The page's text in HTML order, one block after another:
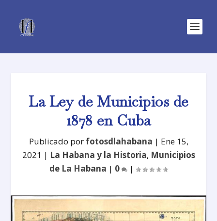
La Ley de Municipios de
1878 en Cuba
Publicado por fotosdlahabana | Ene 15,
2021 | La Habana y la Historia, Municipios
de La Habana | 0 |